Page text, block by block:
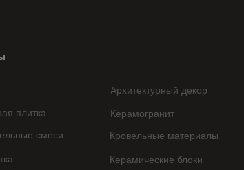
плитка
Архитектурный декор
Керамогранит
смеси
Кровельные материалы
Керамические блоки